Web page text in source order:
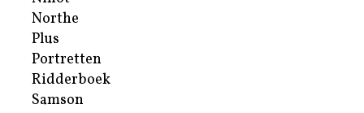
Northe
Plus
Portretten
Ridderboek
Samson